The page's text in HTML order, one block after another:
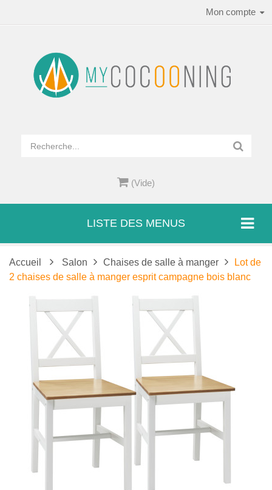
Mon compte
(Vide)
LISTE DES MENUS
Accueil Salon Chaises de salle à manger
Lot de
2 chaises de salle à manger esprit campagne bois blanc